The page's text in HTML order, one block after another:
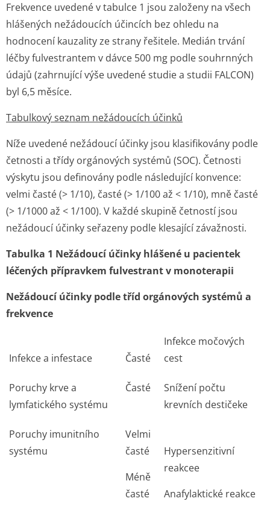
Frekvence uvedené v tabulce 1 jsou založeny na všech
hlášených nežádoucích účincích bez ohledu na
hodnocení kauzality ze strany řešitele. Medián trvání
léčby fulvestrantem v dávce 500 mg podle souhrnných
údajů (zahrnující výše uvedené studie a studii FALCON)
byl 6,5 měsíce.
Tabulkový seznam nežádoucích účinků
Níže uvedené nežádoucí účinky jsou klasifikovány podle
četnosti a třídy orgánových systémů (SOC). Četnosti
výskytu jsou definovány podle následující konvence:
velmi časté (> 1/10), časté (> 1/100 až < 1/10), mně časté
(> 1/1000 až < 1/100). V každé skupině četností jsou
nežádoucí účinky seřazeny podle klesající závažnosti.
Tabulka 1 Nežádoucí účinky hlášené u pacientek
léčených přípravkem fulvestrant v monoterapii
Nežádoucí účinky podle tříd orgánových systémů a
frekvence
Infekce a infestace Časté
Infekce močových
cest
Poruchy krve a
lymfatického systému
Časté
Snížení počtu
krevních destičeke
Poruchy imunitního
systému
Velmi
časté
Méně
časté
Hypersenzitivní
reakcee
Anafylaktické reakce